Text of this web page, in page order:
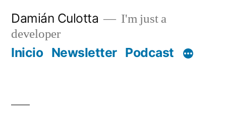
contenido
Damián Culotta
I'm just a
developer
Inicio Newsletter Podcast